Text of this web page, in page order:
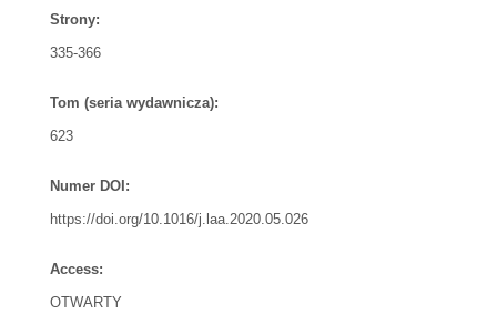
Strony:
335-366
Tom (seria wydawnicza):
623
Numer DOI:
https://doi.org/10.1016/j.laa.2020.05.026
Access:
OTWARTY